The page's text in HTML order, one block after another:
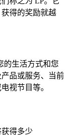
得的奖励就越
的生活方式和您
品或服务、当前
视节目等。
得多少